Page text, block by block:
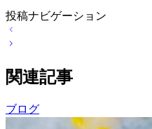
投稿ナビゲーション
関連記事
ブログ